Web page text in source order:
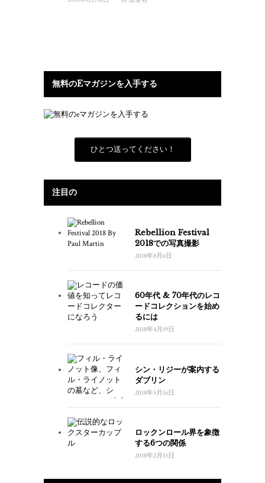
無料のEマガジンを入手する
ひとつ送ってください！
注目の
Rebellion Festival
2018での写真撮影
2018年8月6日
60年代 & 70年代のレコ
ードコレクションを始め
るには
2018年4月19日
シン・リジーが案内する
ダブリン
2018年3月16日
ロックンロール界を象徴
する6つの関係
2018年2月13日